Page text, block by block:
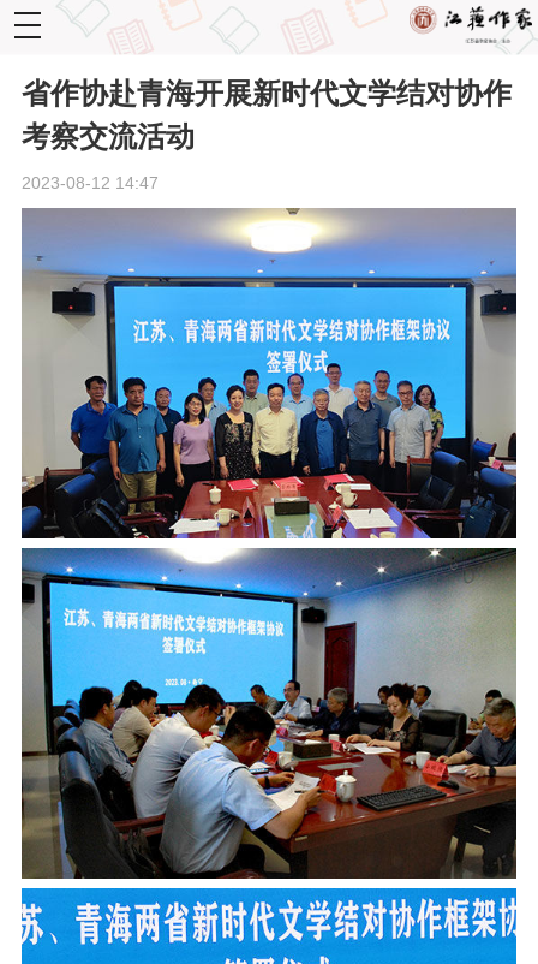
toggle
navigation
省作协赴青海开展新时代文学结对协作
考察交流活动
2023-08-12 14:47